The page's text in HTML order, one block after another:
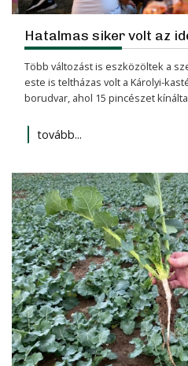
Hatalmas siker volt az
Több változást is eszközöltek a
este is teltházas volt a Károlyi-
borudvar, ahol 15 pincészet
tovább...